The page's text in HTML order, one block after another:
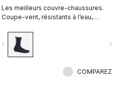
Les meilleurs couvre-chaussures.
Coupe-vent, résistants à l’eau,
faciles à enfiler et à retirer. Route et
gravel.
navigate_next
COMPAREZ